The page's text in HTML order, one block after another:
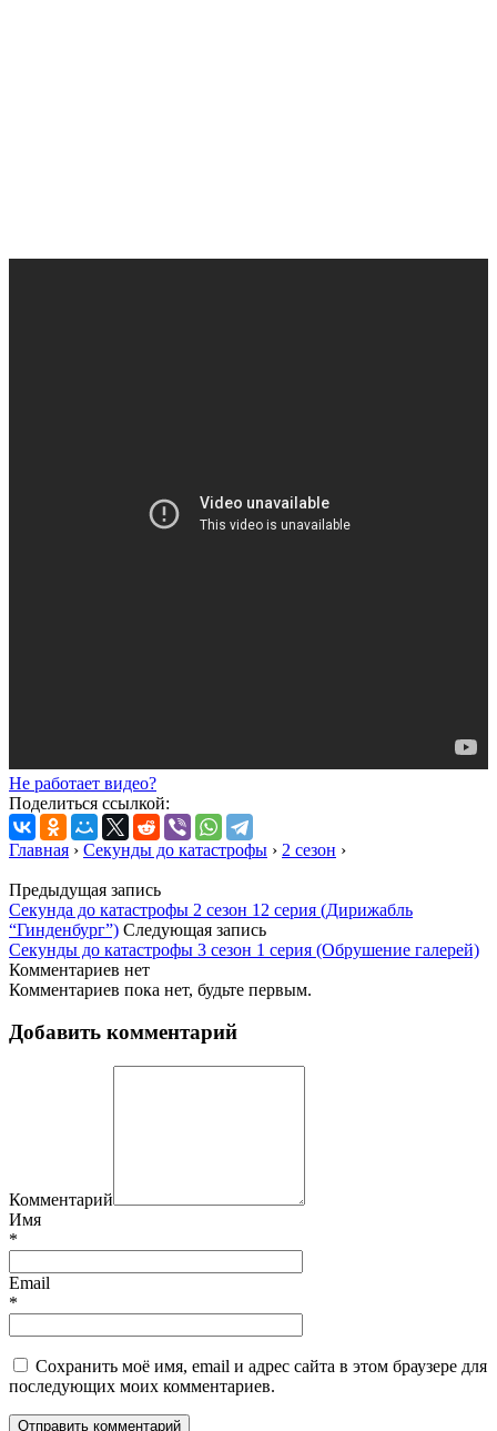
Не работает видео?
Поделиться ссылкой:
Главная › Секунды до катастрофы › 2 сезон ›
Предыдущая запись
Секунда до катастрофы 2 сезон 12 серия (Дирижабль
“Гинденбург”) Следующая запись
Секунды до катастрофы 3 сезон 1 серия (Обрушение галерей)
Комментариев нет
Комментариев пока нет, будьте первым.
Добавить комментарий
Комментарий
Имя
*
Email
*
Сохранить моё имя, email и адрес сайта в этом браузере для
последующих моих комментариев.